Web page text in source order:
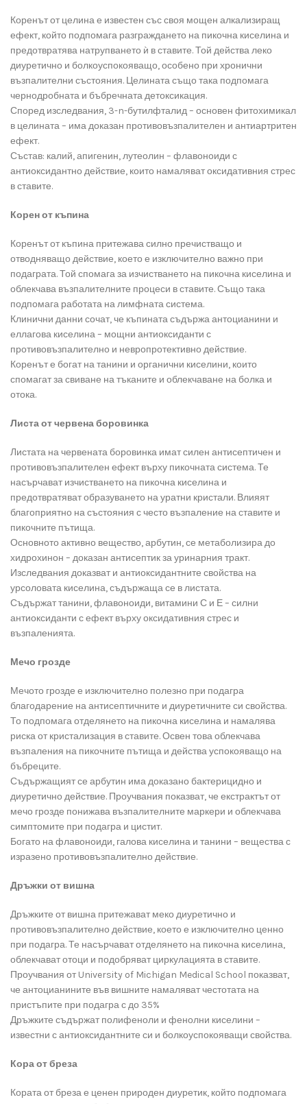
Коренът от целина е известен със своя мощен алкализиращ
ефект, който подпомага разграждането на пикочна киселина и
предотвратява натрупването ѝ в ставите. Той действа леко
диуретично и болкоуспокояващо, особено при хронични
възпалителни състояния. Целината също така подпомага
чернодробната и бъбречната детоксикация.
Според изследвания, 3-n-бутилфталид – основен фитохимикал
в целината – има доказан противовъзпалителен и антиартритен
ефект.
Състав: калий, апигенин, лутеолин – флавоноиди с
антиоксидантно действие, които намаляват оксидативния стрес
в ставите.
Корен от къпина
Коренът от къпина притежава силно пречистващо и
отводняващо действие, което е изключително важно при
подаграта. Той спомага за изчистването на пикочна киселина и
облекчава възпалителните процеси в ставите. Също така
подпомага работата на лимфната система.
Клинични данни сочат, че къпината съдържа антоцианини и
еллагова киселина – мощни антиоксиданти с
противовъзпалително и невропротективно действие.
Коренът е богат на танини и органични киселини, които
спомагат за свиване на тъканите и облекчаване на болка и
отока.
Листа от червена боровинка
Листата на червената боровинка имат силен антисептичен и
противовъзпалителен ефект върху пикочната система. Те
насърчават изчистването на пикочна киселина и
предотвратяват образуването на уратни кристали. Влияят
благоприятно на състояния с често възпаление на ставите и
пикочните пътища.
Основното активно вещество, арбутин, се метаболизира до
хидрохинон – доказан антисептик за уринарния тракт.
Изследвания доказват и антиоксидантните свойства на
урсоловата киселина, съдържаща се в листата.
Съдържат танини, флавоноиди, витамини С и Е – силни
антиоксиданти с ефект върху оксидативния стрес и
възпаленията.
Мечо грозде
Мечото грозде е изключително полезно при подагра
благодарение на антисептичните и диуретичните си свойства.
То подпомага отделянето на пикочна киселина и намалява
риска от кристализация в ставите. Освен това облекчава
възпаления на пикочните пътища и действа успокояващо на
бъбреците.
Съдържащият се арбутин има доказано бактерицидно и
диуретично действие. Проучвания показват, че екстрактът от
мечо грозде понижава възпалителните маркери и облекчава
симптомите при подагра и цистит.
Богато на флавоноиди, галова киселина и танини – вещества с
изразено противовъзпалително действие.
Дръжки от вишна
Дръжките от вишна притежават меко диуретично и
противовъзпалително действие, което е изключително ценно
при подагра. Те насърчават отделянето на пикочна киселина,
облекчават отоци и подобряват циркулацията в ставите.
Проучвания от University of Michigan Medical School показват,
че антоцианините във вишните намаляват честотата на
пристъпите при подагра с до 35%
Дръжките съдържат полифеноли и фенолни киселини –
известни с антиоксидантните си и болкоуспокояващи свойства.
Кора от бреза
Кората от бреза е ценен природен диуретик, който подпомага